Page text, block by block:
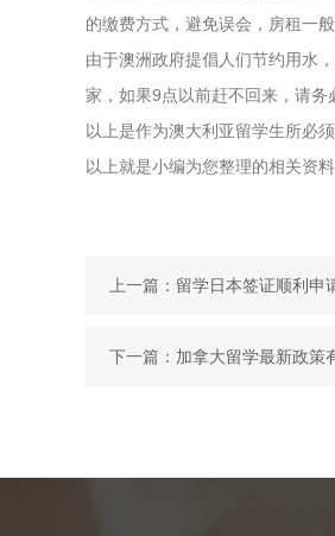
的缴费方式，避免误会，房租一
由于澳洲政府提倡人们节约用水
家，如果9点以前赶不回来，请务
以上是作为澳大利亚留学生所必
以上就是小编为您整理的相关资
上一篇： 留学日本签证顺利申
下一篇： 加拿大留学最新政策